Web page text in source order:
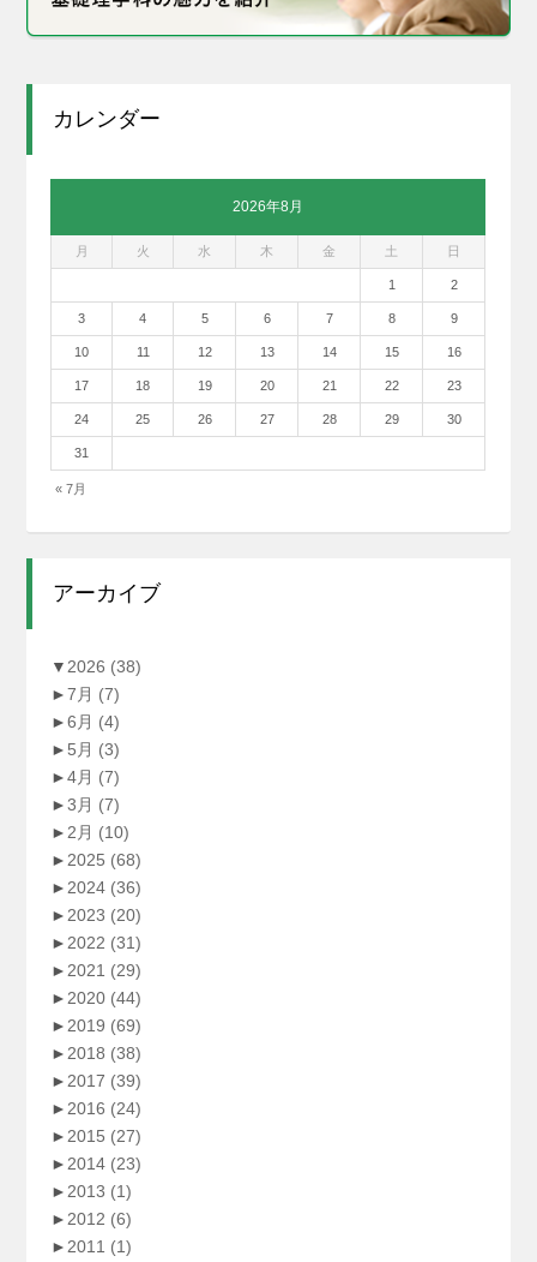
カレンダー
2026年8月
月 火 水 木 金 土 日
« 7月
1 2
3 4 5 6 7 8 9
10 11 12 13 14 15 16
17 18 19 20 21 22 23
24 25 26 27 28 29 30
31
アーカイブ
▼ 2026 (38)
►7月 (7)
►6月 (4)
► 5月 (3)
►4月 (7)
►3月 (7)
► 2月 (10)
► 2025 (68)
► 2024 (36)
► 2023 (20)
► 2022 (31)
► 2021 (29)
► 2020 (44)
► 2019 (69)
► 2018 (38)
► 2017 (39)
► 2016 (24)
► 2015 (27)
► 2014 (23)
► 2013 (1)
► 2012 (6)
► 2011 (1)